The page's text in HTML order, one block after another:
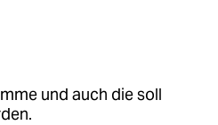
und auch die soll